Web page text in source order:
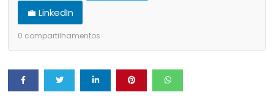
💼 LinkedIn
0 compartilhamentos